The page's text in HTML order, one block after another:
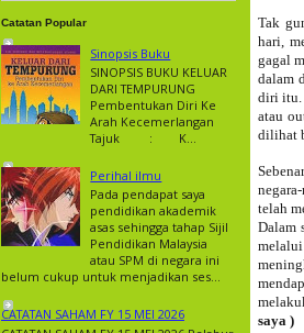
Catatan Popular
Sinopsis Buku
SINOPSIS BUKU KELUAR
DARI TEMPURUNG
Pembentukan Diri Ke
Arah Kecemerlangan
Tajuk : K...
Perihal ilmu
Pada pendapat saya
pendidikan akademik
asas sehingga tahap Sijil
Pendidikan Malaysia
atau SPM di negara ini
belum cukup untuk menjadikan ses...
CATATAN SAHAM FY 15 MEI 2026
Tak
hari,
gagal
dalam
diri itu.
atau
dilihat
telah
Dalam
saya )